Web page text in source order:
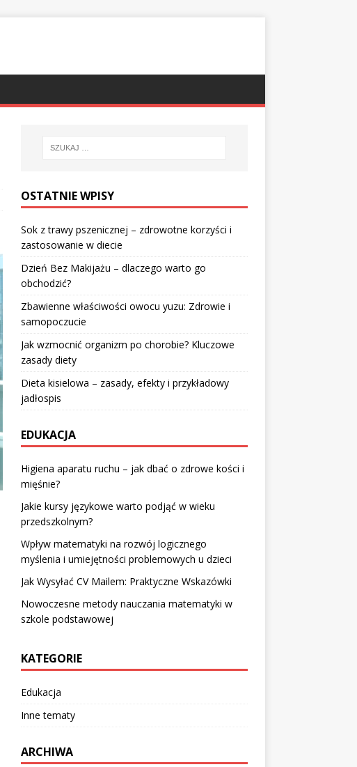
OSTATNIE WPISY
Sok z trawy pszenicznej – zdrowotne korzyści i
zastosowanie w diecie
Dzień Bez Makijażu – dlaczego warto go
obchodzić?
Zbawienne właściwości owocu yuzu: Zdrowie i
samopoczucie
Jak wzmocnić organizm po chorobie? Kluczowe
zasady diety
Dieta kisielowa – zasady, efekty i przykładowy
jadłospis
EDUKACJA
Higiena aparatu ruchu – jak dbać o zdrowe kości i
mięśnie?
Jakie kursy językowe warto podjąć w wieku
przedszkolnym?
Wpływ matematyki na rozwój logicznego
myślenia i umiejętności problemowych u dzieci
Jak Wysyłać CV Mailem: Praktyczne Wskazówki
Nowoczesne metody nauczania matematyki w
szkole podstawowej
KATEGORIE
Edukacja
Inne tematy
ARCHIWA